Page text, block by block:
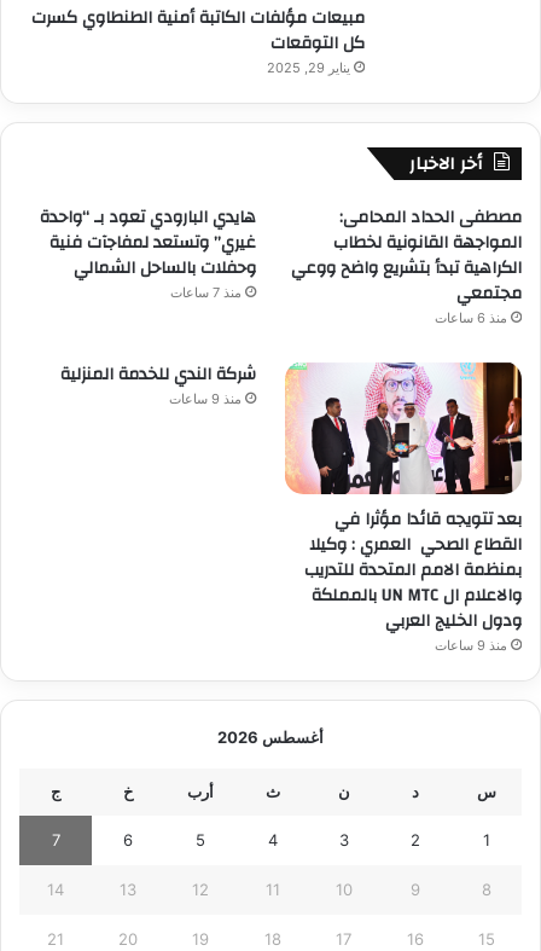
مبيعات مؤلفات الكاتبة أمنية الطنطاوي كسرت
كل التوقعات
يناير 29, 2025
أخر الاخبار
مصطفى الحداد المحامى:
المواجهة القانونية لخطاب
الكراهية تبدأ بتشريع واضح ووعي
مجتمعي
منذ 6 ساعات
هايدي البارودي تعود بـ “واحدة
غيري” وتستعد لمفاجآت فنية
وحفلات بالساحل الشمالي
منذ 7 ساعات
بعد تتويجه قائدا مؤثرا في
القطاع الصحي العمري : وكيلا
بمنظمة الامم المتحدة للتدريب
والاعلام ال UN MTC بالمملكة
ودول الخليج العربي
منذ 9 ساعات
شركة الندي للخدمة المنزلية
منذ 9 ساعات
أغسطس 2026
س د ن ث أرب خ ج
1
2
3
4
5
6
7
8
9
10
11
12
13
14
15
16
17
18
19
20
21